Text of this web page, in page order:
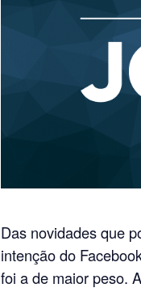
Das novidades que
intenção do
foi a de maior peso.